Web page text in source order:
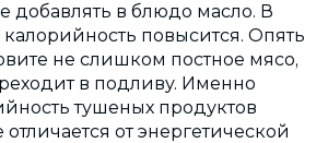
добавлять в блюдо масло. В
калорийность повысится. Опять
не слишком постное мясо,
в подливу. Именно
тушеных продуктов
от энергетической